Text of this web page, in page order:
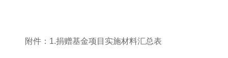
附件：1.捐赠基金项目实施材料汇总表